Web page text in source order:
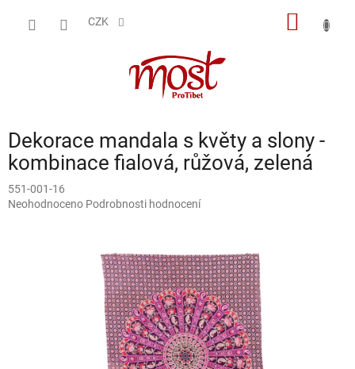
CZK
Dekorace mandala s květy a slony -
kombinace fialová, růžová, zelená
551-001-16
Průměrné
Neohodnoceno Podrobnosti hodnocení